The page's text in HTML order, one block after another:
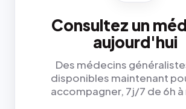
Consultez un
aujourd'hui
Des médecins
disponibles maintenant
accompagner, 7j/7 de 6h à